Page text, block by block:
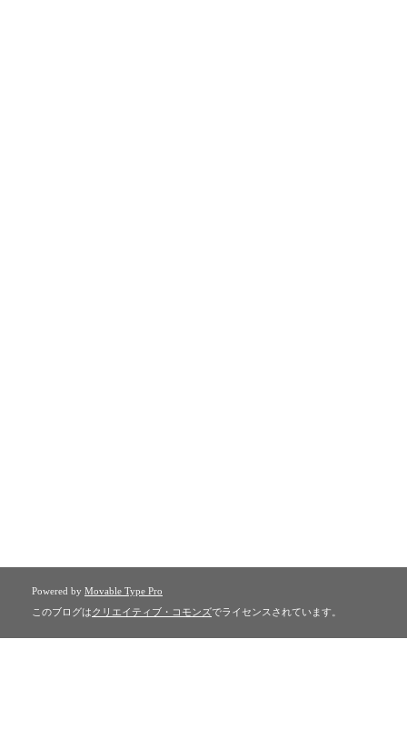
Powered by Movable Type Pro
このブログはクリエイティブ・コモンズでライセンスされています。